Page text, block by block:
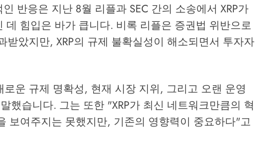
반응은 지난 8월 리플과 SEC 간의 소송에서 XRP가
데 힘입은 바가 큽니다. 비록 리플은 증권법 위반으로
받았지만, XRP의 규제 불확실성이 해소되면서 투자자
로운 규제 명확성, 현재 시장 지위, 그리고 오랜 운영
했습니다. 그는 또한 "XRP가 최신 네트워크만큼의 혁
보여주지는 못했지만, 기존의 영향력이 중요하다"고